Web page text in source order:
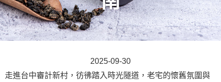
2025-09-30
走進台中審計新村，彷彿踏入時光隧道，老宅的懷舊氛圍與